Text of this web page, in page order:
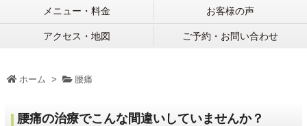
メニュー・料金 お客様の声
アクセス・地図 ご予約・お問い合わせ
ホーム > 腰痛
腰痛の治療でこんな間違いしていませんか？